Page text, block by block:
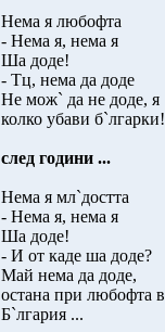
Нема я любофта
- Нема я, нема я
Ша доде!
- Тц, нема да доде
Не мож` да не доде, я
колко убави б`лгарки!
след години ...
Нема я мл`достта
- Нема я, нема я
Ша доде!
- И от каде ша доде?
Май нема да доде,
остана при любофта в
Б`лгария ...